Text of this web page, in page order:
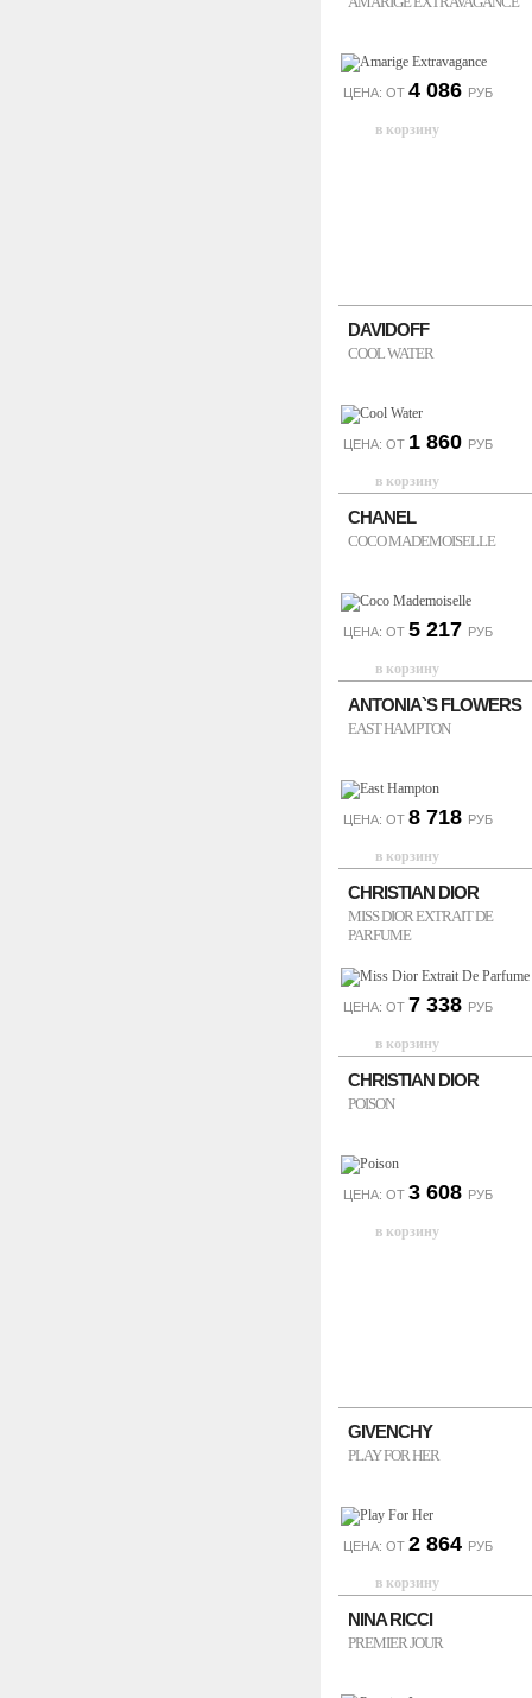
ЦЕНА: ОТ 4 086 РУБ
DAVIDOFF
COOL WATER
ЦЕНА: ОТ 1 860 РУБ
CHANEL
COCO MADEMOISELLE
ЦЕНА: ОТ 5 217 РУБ
ANTONIA`S FLOWERS
EAST HAMPTON
ЦЕНА: ОТ 8 718 РУБ
CHRISTIAN DIOR
MISS DIOR EXTRAIT DE
PARFUME
ЦЕНА: ОТ 7 338 РУБ
CHRISTIAN DIOR
POISON
ЦЕНА: ОТ 3 608 РУБ
GIVENCHY
PLAY FOR HER
ЦЕНА: ОТ 2 864 РУБ
NINA RICCI
PREMIER JOUR